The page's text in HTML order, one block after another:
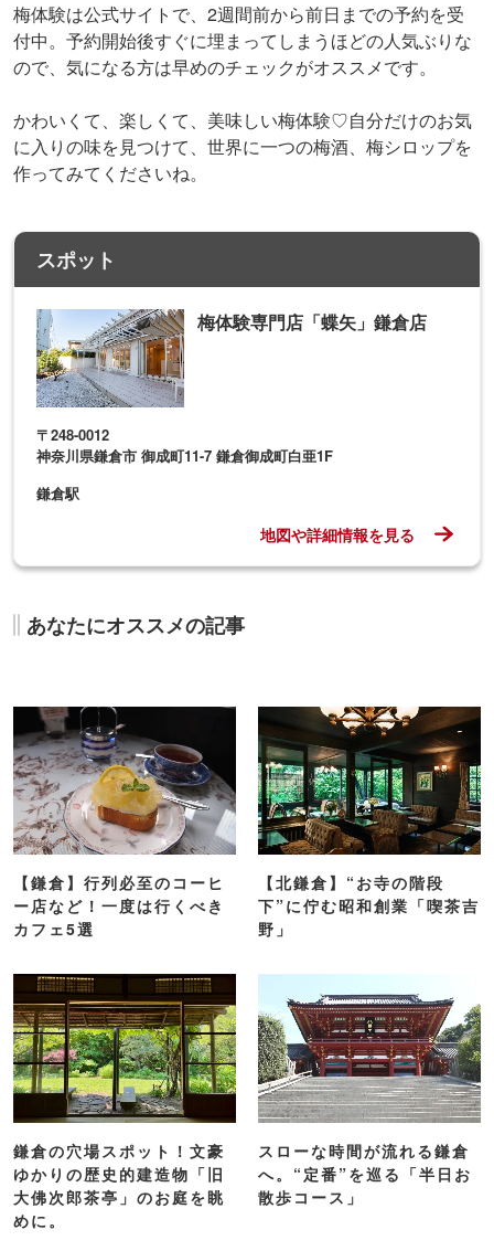
梅体験は公式サイトで、2週間前から前日までの予約を受
付中。予約開始後すぐに埋まってしまうほどの人気ぶりな
ので、気になる方は早めのチェックがオススメです。
かわいくて、楽しくて、美味しい梅体験♡自分だけのお気
に入りの味を見つけて、世界に一つの梅酒、梅シロップを
作ってみてくださいね。
スポット
梅体験専門店「蝶矢」鎌倉店
〒248-0012
神奈川県鎌倉市 御成町11-7 鎌倉御成町白亜1F
鎌倉駅
地図や詳細情報を見る
あなたにオススメの記事
【鎌倉】行列必至のコーヒ
ー店など！一度は行くべき
カフェ5選
【北鎌倉】“お寺の階段
下”に佇む昭和創業「喫茶吉
野」
鎌倉の穴場スポット！文豪
ゆかりの歴史的建造物「旧
大佛次郎茶亭」のお庭を眺
めに。
スローな時間が流れる鎌倉
へ。“定番”を巡る「半日お
散歩コース」